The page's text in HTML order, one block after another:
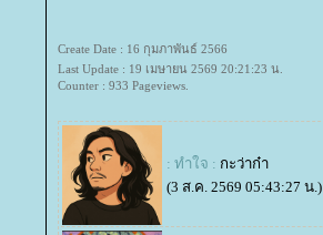
Create Date : 16 กุมภาพันธ์ 2566
Last Update : 19 เมษายน 2569 20:21:23 น.
Counter : 933 Pageviews.
: ทำใจ : กะว่าก๋า
(3 ส.ค. 2569 05:43:27 น.)